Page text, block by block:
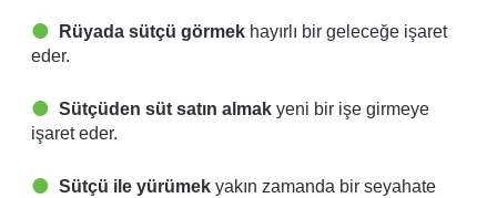
Rüyada sütçü görmek hayırlı bir geleceğe işaret
eder.
Sütçüden süt satın almak yeni bir işe girmeye
işaret eder.
Sütçü ile yürümek yakın zamanda bir seyahate